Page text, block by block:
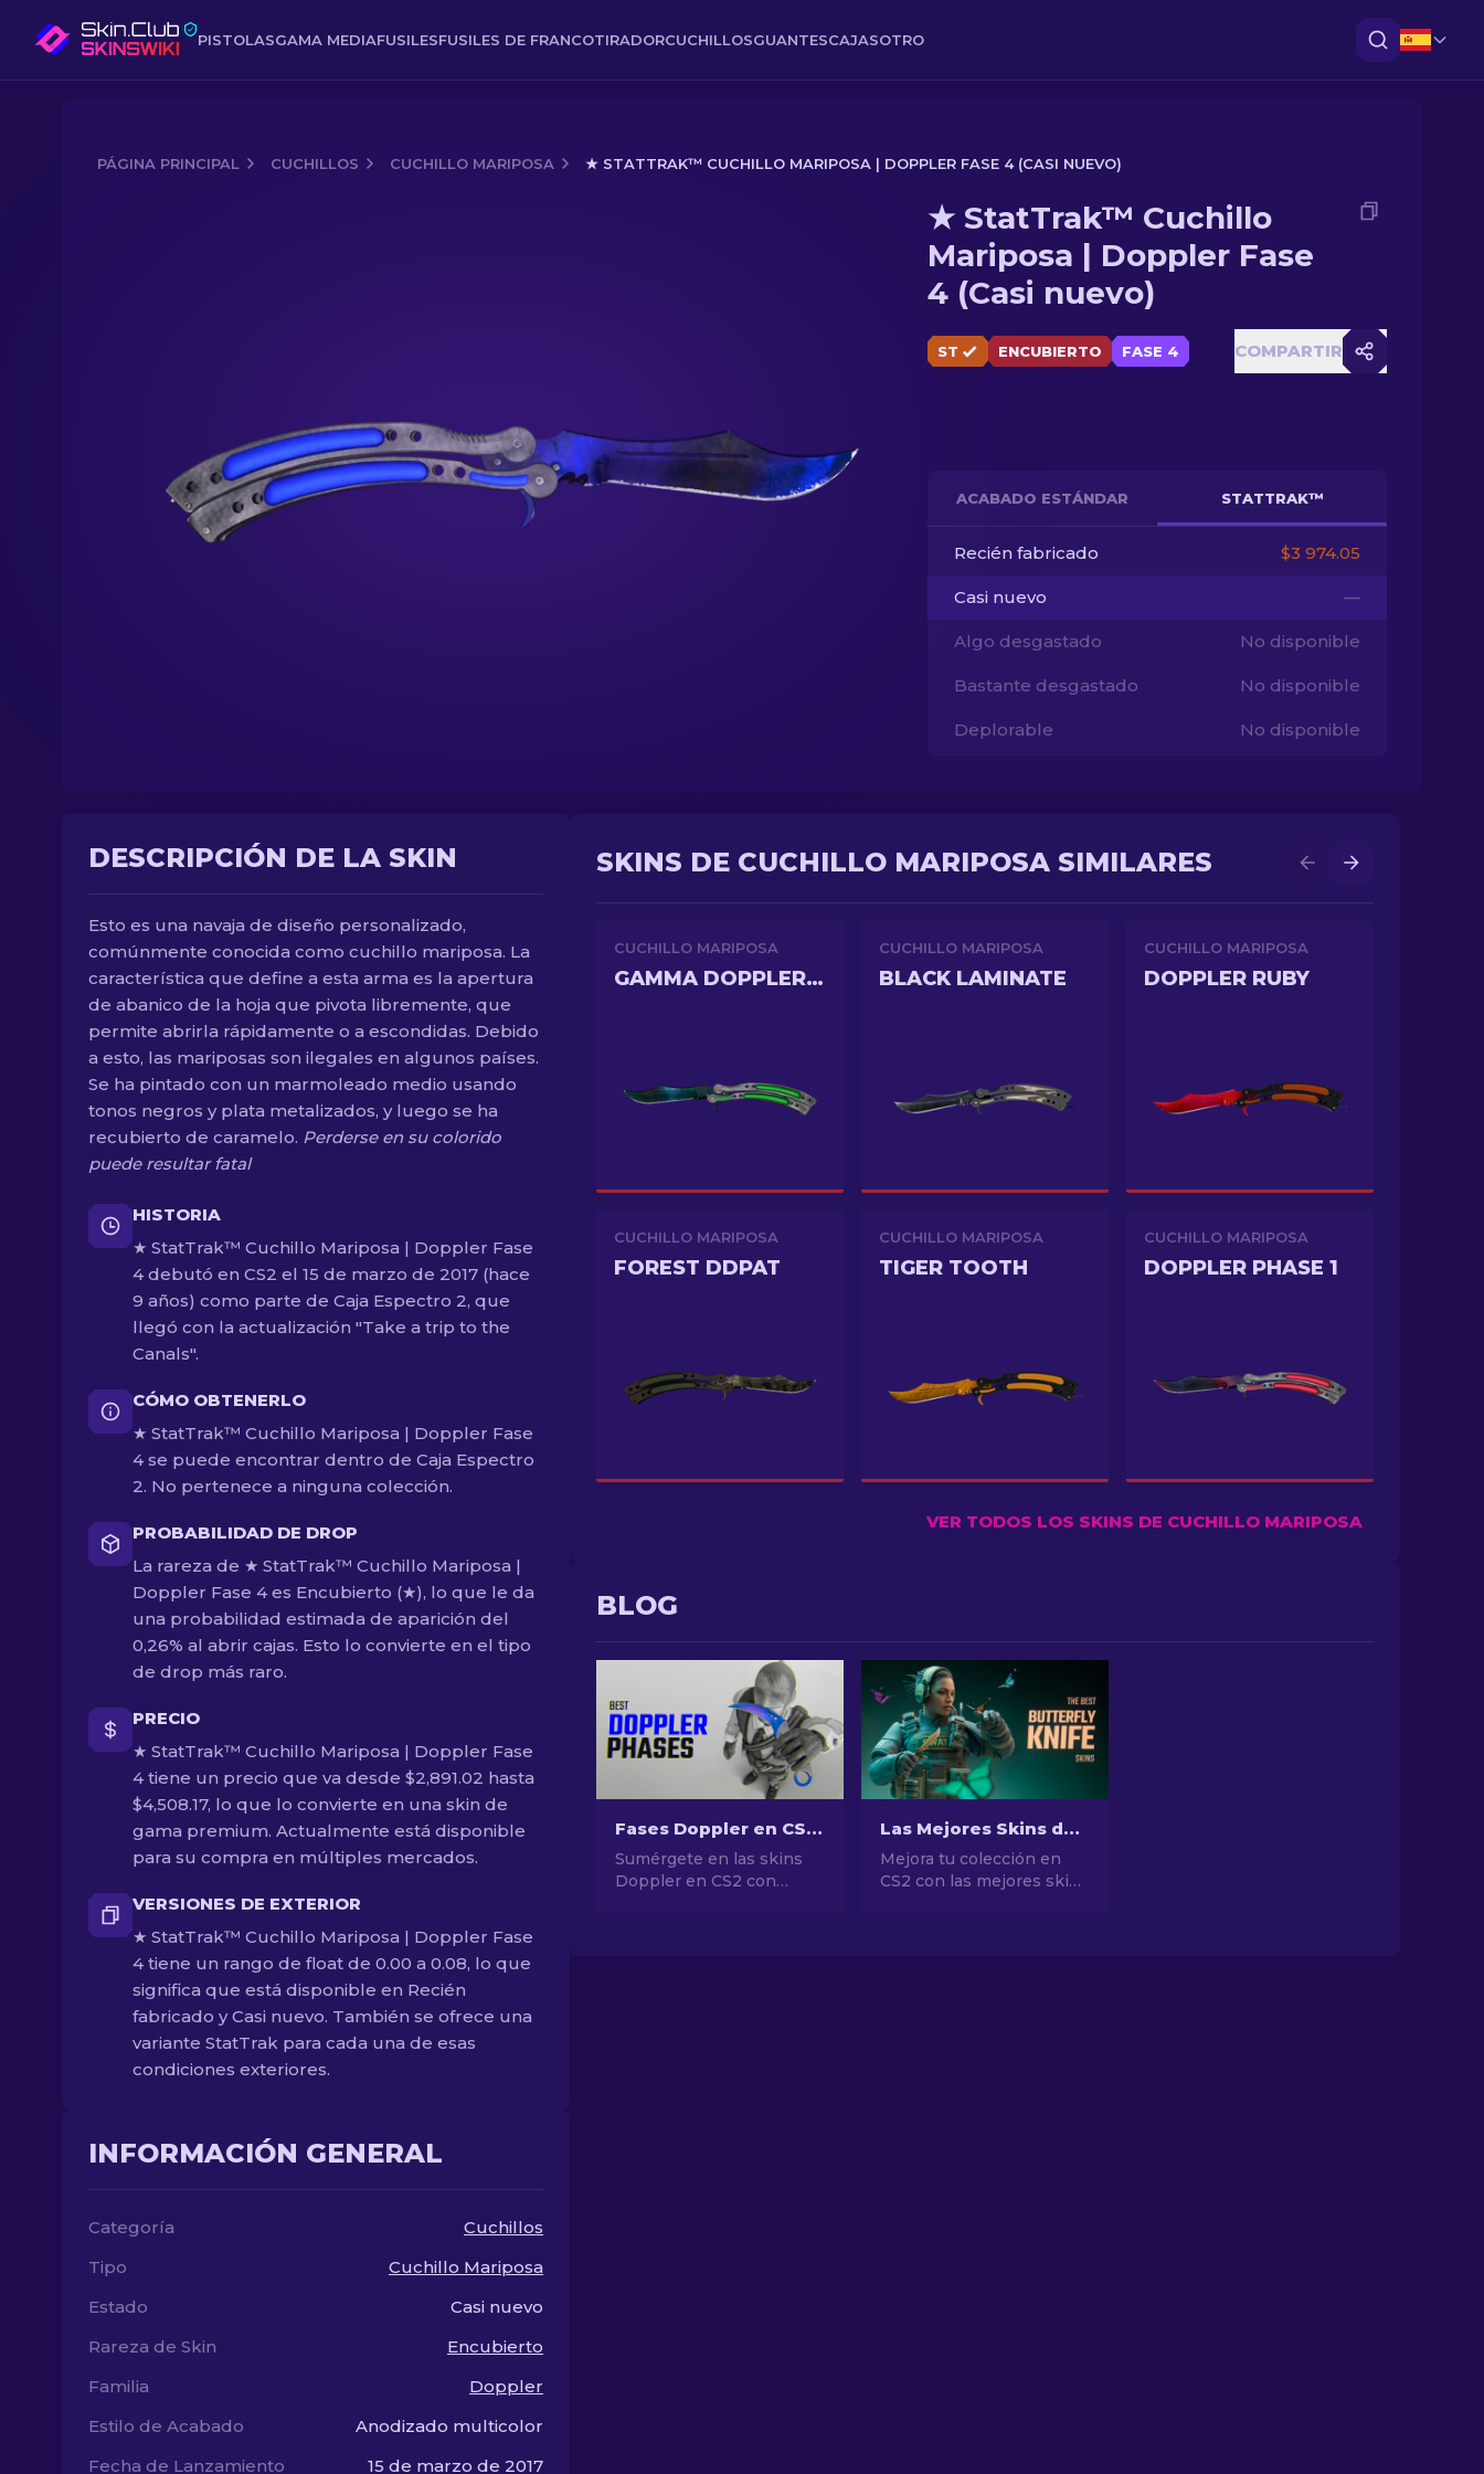
PISTOLASGAMA MEDIAFUSILESFUSILES DE FRANCOTIRADORCUCHILLOSGUANTESCAJASOTRO
PÁGINA PRINCIPAL CUCHILLOS CUCHILLO MARIPOSA ★ STATTRAK™ CUCHILLO MARIPOSA | DOPPLER FASE 4 (CASI NUEVO)
★ StatTrak™ Cuchillo
Mariposa | Doppler Fase
4 (Casi nuevo)
ST ENCUBIERTO FASE 4 COMPARTIR
ACABADO ESTÁNDAR STATTRAK™
Recién fabricado $3 974.05
Casi nuevo —
Algo desgastado No disponible
Bastante desgastado No disponible
Deplorable No disponible
DESCRIPCIÓN DE LA SKIN
Esto es una navaja de diseño personalizado,
comúnmente conocida como cuchillo mariposa. La
característica que define a esta arma es la apertura
de abanico de la hoja que pivota libremente, que
permite abrirla rápidamente o a escondidas. Debido
a esto, las mariposas son ilegales en algunos países.
Se ha pintado con un marmoleado medio usando
tonos negros y plata metalizados, y luego se ha
recubierto de caramelo. Perderse en su colorido
puede resultar fatal
HISTORIA
★ StatTrak™ Cuchillo Mariposa | Doppler Fase
4 debutó en CS2 el 15 de marzo de 2017 (hace
9 años) como parte de Caja Espectro 2, que
llegó con la actualización "Take a trip to the
Canals".
CÓMO OBTENERLO
★ StatTrak™ Cuchillo Mariposa | Doppler Fase
4 se puede encontrar dentro de Caja Espectro
2. No pertenece a ninguna colección.
PROBABILIDAD DE DROP
La rareza de ★ StatTrak™ Cuchillo Mariposa |
Doppler Fase 4 es Encubierto (★), lo que le da
una probabilidad estimada de aparición del
0,26% al abrir cajas. Esto lo convierte en el tipo
de drop más raro.
PRECIO
★ StatTrak™ Cuchillo Mariposa | Doppler Fase
4 tiene un precio que va desde $2,891.02 hasta
$4,508.17, lo que lo convierte en una skin de
gama premium. Actualmente está disponible
para su compra en múltiples mercados.
VERSIONES DE EXTERIOR
★ StatTrak™ Cuchillo Mariposa | Doppler Fase
4 tiene un rango de float de 0.00 a 0.08, lo que
significa que está disponible en Recién
fabricado y Casi nuevo. También se ofrece una
variante StatTrak para cada una de esas
condiciones exteriores.
INFORMACIÓN GENERAL
Categoría
Cuchillos
Tipo
Cuchillo Mariposa
Estado
Casi nuevo
Rareza de Skin
Encubierto
Familia
Doppler
Estilo de Acabado
Anodizado multicolor
Fecha de Lanzamiento
15 de marzo de 2017
SKINS DE CUCHILLO MARIPOSA SIMILARES
CUCHILLO MARIPOSA
GAMMA DOPPLER PHASE 3
CUCHILLO MARIPOSA
BLACK LAMINATE
CUCHILLO MARIPOSA
DOPPLER RUBY
CUCHILLO MARIPOSA
FOREST DDPAT
CUCHILLO MARIPOSA
TIGER TOOTH
CUCHILLO MARIPOSA
DOPPLER PHASE 1
VER TODOS LOS SKINS DE CUCHILLO MARIPOSA
BLOG
Fases Doppler en CS2: Guía completa (Cuchillos & Precios)
Sumérgete en las skins
Doppler en CS2 con
Las Mejores Skins de Cuchillo Mariposa de CS2 a comprar (2026)
Mejora tu colección en
CS2 con las mejores skins